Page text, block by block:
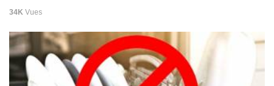
34K Vues